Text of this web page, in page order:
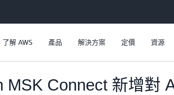
了解 AWS 產品 解決方案 定價 資源
MSK Connect 新增對